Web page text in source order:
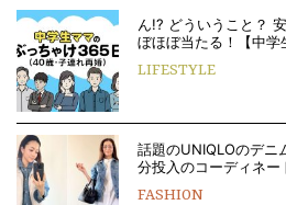
ん!? どういうこと？
ぼほぼ当たる！【中
LIFESTYLE
話題のUNIQLOのデニ
分投入のコーディネー
FASHION